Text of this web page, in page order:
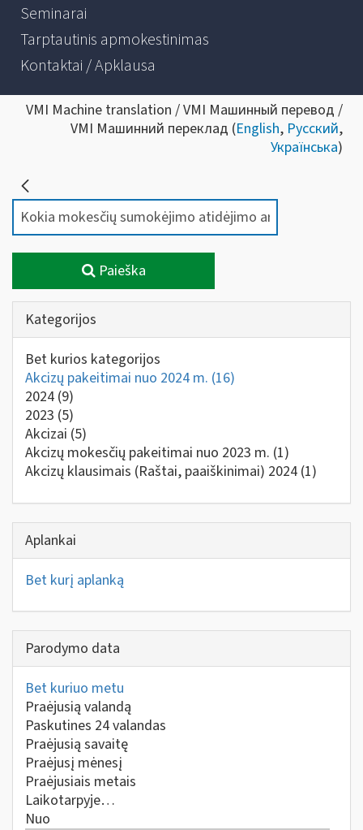
Seminarai
Tarptautinis apmokestinimas
Kontaktai / Apklausa
VMI Machine translation / VMI Машинный перевод /
VMI Машинний переклад (English, Русский,
Українська)
Paieška
Kategorijos
Bet kurios kategorijos
Akcizų pakeitimai nuo 2024 m. (16)
2024 (9)
2023 (5)
Akcizai (5)
Akcizų mokesčių pakeitimai nuo 2023 m. (1)
Akcizų klausimais (Raštai, paaiškinimai) 2024 (1)
Aplankai
Bet kurį aplanką
Parodymo data
Bet kuriuo metu
Praėjusią valandą
Paskutines 24 valandas
Praėjusią savaitę
Praėjusį mėnesį
Praėjusiais metais
Laikotarpyje…
Nuo